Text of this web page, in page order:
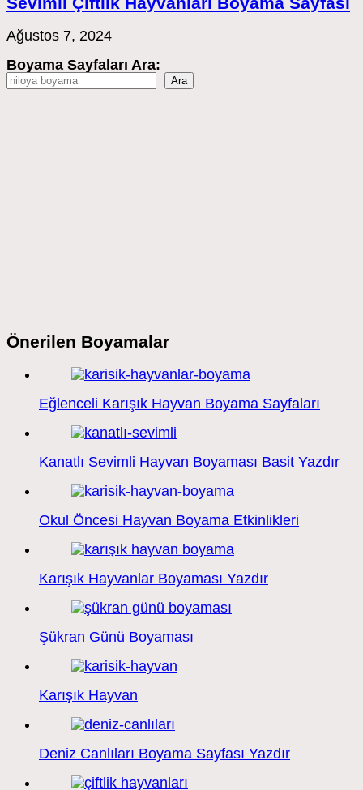
Ağustos 7, 2024
Boyama Sayfaları Ara:
Ara
Önerilen Boyamalar
Eğlenceli Karışık Hayvan Boyama Sayfaları
Kanatlı Sevimli Hayvan Boyaması Basit Yazdır
Okul Öncesi Hayvan Boyama Etkinlikleri
Karışık Hayvanlar Boyaması Yazdır
Şükran Günü Boyaması
Karışık Hayvan
Deniz Canlıları Boyama Sayfası Yazdır